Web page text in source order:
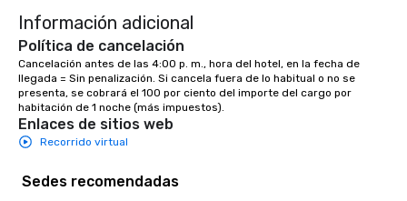
Información adicional
Política de cancelación
Cancelación antes de las 4:00 p. m., hora del hotel, en la fecha de
llegada = Sin penalización. Si cancela fuera de lo habitual o no se
presenta, se cobrará el 100 por ciento del importe del cargo por
habitación de 1 noche (más impuestos).
Enlaces de sitios web
Recorrido virtual
Sedes recomendadas